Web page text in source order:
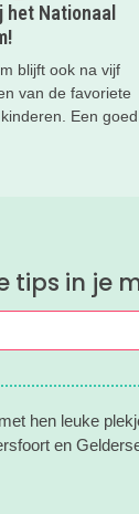
het Nationaal
blijft ook na vijf
van de favoriete
Een
eens te vragen wat
het NMM. ‘De
tips in je
hen leuke
en